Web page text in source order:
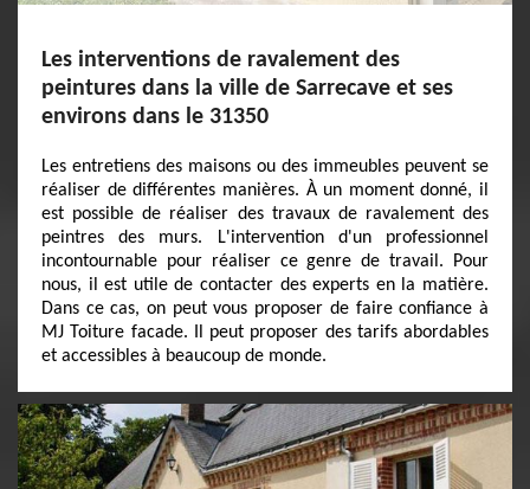
Les interventions de ravalement des
peintures dans la ville de Sarrecave et ses
environs dans le 31350
Les entretiens des maisons ou des immeubles peuvent se
réaliser de différentes manières. À un moment donné, il
est possible de réaliser des travaux de ravalement des
peintres des murs. L'intervention d'un professionnel
incontournable pour réaliser ce genre de travail. Pour
nous, il est utile de contacter des experts en la matière.
Dans ce cas, on peut vous proposer de faire confiance à
MJ Toiture facade. Il peut proposer des tarifs abordables
et accessibles à beaucoup de monde.